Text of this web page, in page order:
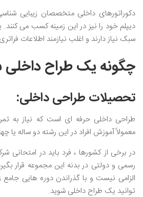
دکوراتورهای داخلی متخصصان زیبایی
دیپلم خود را نیز در این زمینه کسب می کنند.
سبک نیاز دارند و اغلب نیازمند اطلاعات
چگونه یک طراح داخلی
تحصیلات طراحی داخلی:
طراحی داخلی حرفه ای است که نیاز به
معمولاً آموزش افراد در این رشته دو ساله یا
در برخی از کشورها ، فرد باید در امتحانی
رسمی و دولتی در بدنه این مجموعه قرار
الزامی نیست و با گذراندن دوره هایی
توانید یک طراح داخلی شوید.